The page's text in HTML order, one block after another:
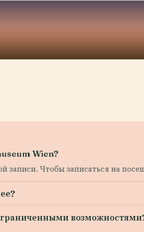
Wien?
записи. Чтобы записаться на